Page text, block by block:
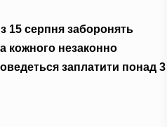
15 серпня заборонять
кожного незаконно
заплатити понад 3